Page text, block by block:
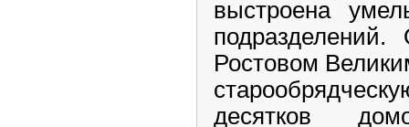
выстроена
Ростовом
десятков